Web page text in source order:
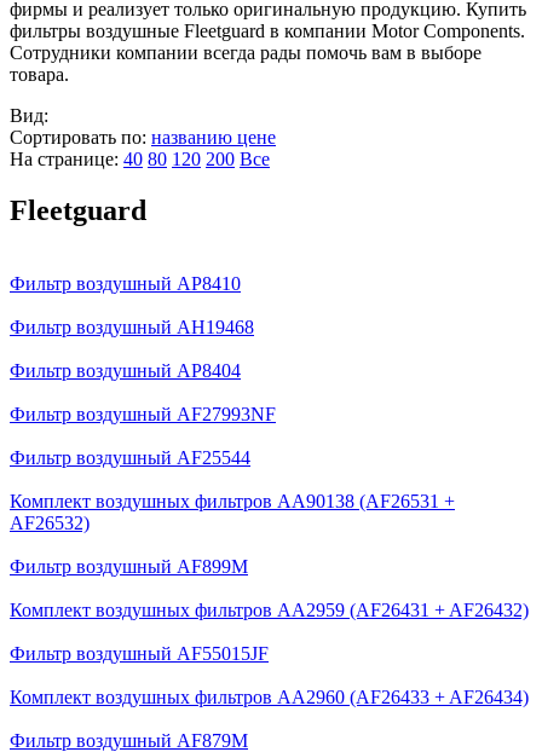
фирмы и реализует только оригинальную продукцию. Купить
фильтры воздушные Fleetguard в компании Motor Components.
Сотрудники компании всегда рады помочь вам в выборе
товара.
Вид:
Сортировать по: названию цене
На странице: 40 80 120 200 Все
Fleetguard
Фильтр воздушный AP8410
Фильтр воздушный AH19468
Фильтр воздушный AP8404
Фильтр воздушный AF27993NF
Фильтр воздушный AF25544
Комплект воздушных фильтров AA90138 (AF26531 +
AF26532)
Фильтр воздушный AF899M
Комплект воздушных фильтров AA2959 (AF26431 + AF26432)
Фильтр воздушный AF55015JF
Комплект воздушных фильтров AA2960 (AF26433 + AF26434)
Фильтр воздушный AF879M